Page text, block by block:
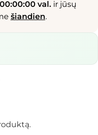
val.ir jūsų
šiandien.